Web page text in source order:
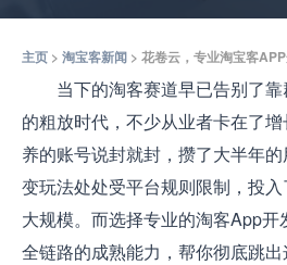
主页 > 淘宝客新闻 > 花卷云，专业淘宝客
当下的淘客赛道早已告别了靠
的粗放时代，不少从业者卡在了
养的账号说封就封，攒了大半年
变玩法处处受平台规则限制，投
大规模。而选择专业的淘客App
全链路的成熟能力，帮你彻底跳